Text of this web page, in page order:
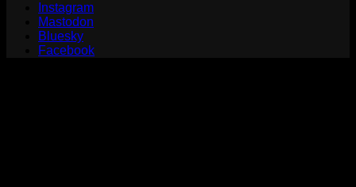
Instagram
Mastodon
Bluesky
Facebook